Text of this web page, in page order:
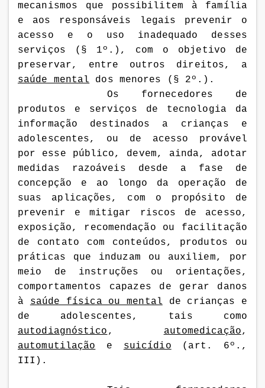
mecanismos que possibilitem à família
e aos responsáveis legais prevenir o
acesso e o uso inadequado desses
serviços (§ 1º.), com o objetivo de
preservar, entre outros direitos, a
saúde mental dos menores (§ 2º.).
Os fornecedores de
produtos e serviços de tecnologia da
informação destinados a crianças e
adolescentes, ou de acesso provável
por esse público, devem, ainda, adotar
medidas razoáveis desde a fase de
concepção e ao longo da operação de
suas aplicações, com o propósito de
prevenir e mitigar riscos de acesso,
exposição, recomendação ou facilitação
de contato com conteúdos, produtos ou
práticas que induzam ou auxiliem, por
meio de instruções ou orientações,
comportamentos capazes de gerar danos
à saúde física ou mental de crianças e
de adolescentes, tais como
autodiagnóstico , automedicação,
automutilação e suicídio (art. 6º.,
III).